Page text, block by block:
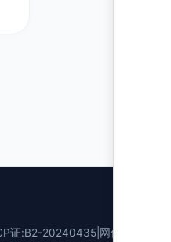
证:B2-20240435| 网信算备